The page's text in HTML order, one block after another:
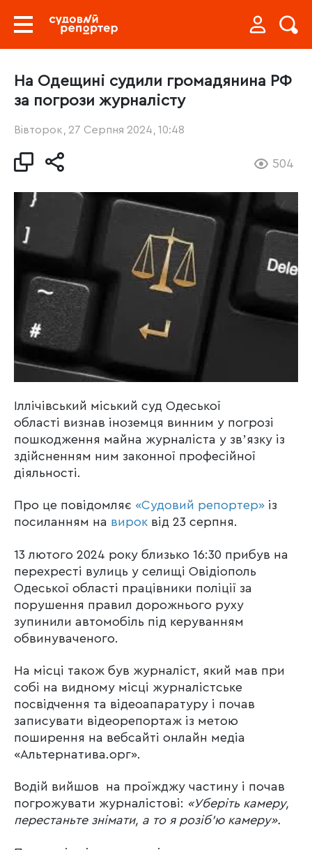
На Одещині судили громадянина РФ
за погрози журналісту
Вівторок, 27 Серпня 2024, 10:48
504
Іллічівський міський суд Одеської
області визнав іноземця винним у погрозі
пошкодження майна журналіста у звʼязку із
здійсненням ним законної професійної
діяльності.
Про це повідомляє «Судовий репортер» із
посиланням на вирок від 23 серпня.
13 лютого 2024 року близько 16:30 прибув на
перехресті вулиць у селищі Овідіополь
Одеської області працівники поліції за
порушення правил дорожнього руху
зупинили автомобіль під керуванням
обвинуваченого.
На місці також був журналіст, який мав при
собі на видному місці журналістське
посвідчення та відеоапаратуру і почав
записувати відеорепортаж із метою
поширення на вебсайті онлайн медіа
«Альтернатива.орг».
Водій вийшов на проїжджу частину і почав
погрожувати журналістові: «Уберіть камеру,
перестаньте знімати, а то я розіб’ю камеру».